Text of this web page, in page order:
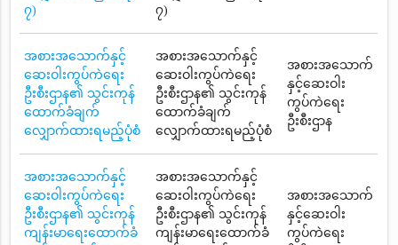
၇)
၇)
အစားအသောက်နှင့်
ဆေးဝါးကွပ်ကဲရေး
ဦးစီးဌာန၏ သွင်းကုန်
ထောက်ခံချက်
လျှောက်ထားရမည့်ပုံစံ
အစားအသောက်နှင့်
ဆေးဝါးကွပ်ကဲရေး
ဦးစီးဌာန၏ သွင်းကုန်
ထောက်ခံချက်
လျှောက်ထားရမည့်ပုံစံ
အစားအသောက်
နှင့်ဆေးဝါး
ကွပ်ကဲရေး
ဦးစီးဌာန
အစားအသောက်နှင့်
ဆေးဝါးကွပ်ကဲရေး
ဦးစီးဌာန၏ သွင်းကုန်
ကျန်းမာရေးထောက်ခံ
အစားအသောက်နှင့်
ဆေးဝါးကွပ်ကဲရေး
ဦးစီးဌာန၏ သွင်းကုန်
ကျန်းမာရေးထောက်ခံ
အစားအသောက်
နှင့်ဆေးဝါး
ကွပ်ကဲရေး